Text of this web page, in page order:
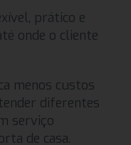
prático e
onde o cliente
menos custos
diferentes
serviço
de casa.